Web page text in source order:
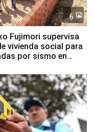
6
Fujimori supervisa
vivienda social para
por sismo en